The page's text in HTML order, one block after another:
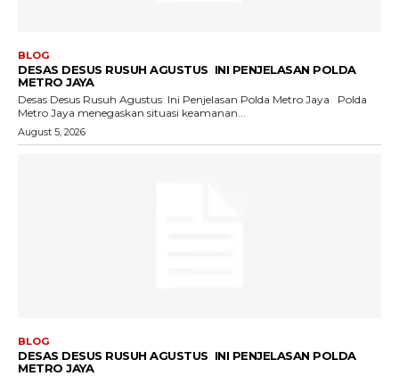
BLOG
DESAS DESUS RUSUH AGUSTUS INI PENJELASAN POLDA
METRO JAYA
Desas Desus Rusuh Agustus Ini Penjelasan Polda Metro Jaya Polda
Metro Jaya menegaskan situasi keamanan...
August 5, 2026
BLOG
DESAS DESUS RUSUH AGUSTUS INI PENJELASAN POLDA
METRO JAYA